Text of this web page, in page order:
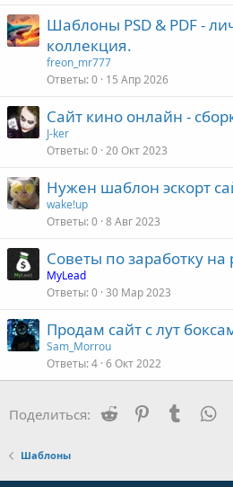
Шаблоны PSD & PDF -
коллекция.
freon_mr777
Ответы 0 15 Апр 2026
Сайт кино онлайн -
J-ker
Ответы 0 20 Окт 2023
Нужен шаблон эскорт
wake!up
Ответы 0 8 Авг 2023
Советы по заработку
MyLead
Ответы 0 30 Мар 2023
Продам сайт с лут
Sam_Morrou
Ответы 4 6 Окт 2022
Поделиться: Reddit PinterestTumblr
Шаблоны